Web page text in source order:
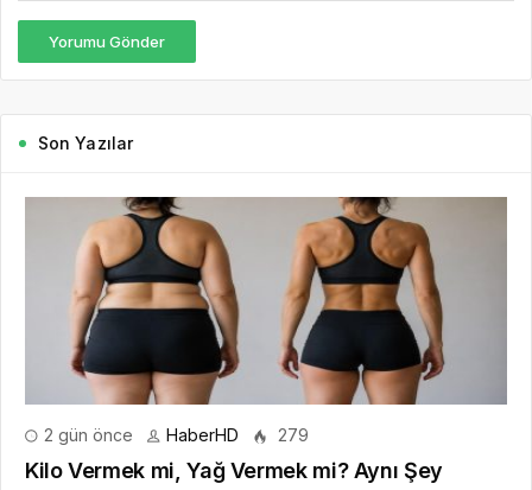
Yorumu Gönder
Son Yazılar
2 gün önce HaberHD 279
Kilo Vermek mi, Yağ Vermek mi? Aynı Şey